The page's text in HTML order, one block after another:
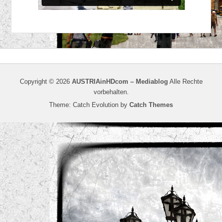
Copyright © 2026 AUSTRIAinHDcom – Mediablog Alle Rechte
vorbehalten.
Theme: Catch Evolution by Catch Themes